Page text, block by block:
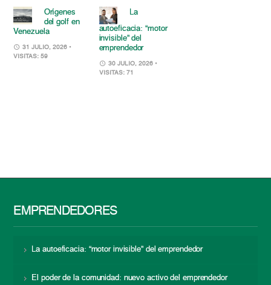
Orígenes
del golf en
Venezuela
31 JULIO, 2026 •
VISITAS: 59
La
autoeficacia: “motor
invisible” del
emprendedor
30 JULIO, 2026 •
VISITAS: 71
EMPRENDEDORES
La autoeficacia: “motor invisible” del emprendedor
El poder de la comunidad: nuevo activo del emprendedor